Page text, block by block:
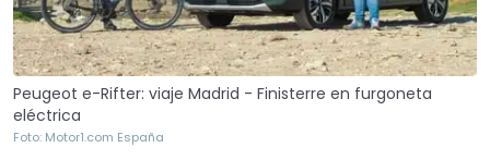
Peugeot e-Rifter: viaje Madrid - Finisterre en furgoneta
eléctrica
Foto: Motor1.com España